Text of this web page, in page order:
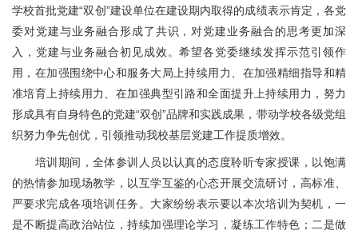
学校首批党建“双创”建设单位在建设期内取得的成绩表示肯定，各党
委对党建与业务融合形成了共识，对党建业务融合的思考更加深
入，党建与业务融合初见成效。希望各党委继续发挥示范引领作
用，在加强围绕中心和服务大局上持续用力、在加强精细指导和精
准培育上持续用力、在加强典型引路和全面提升上持续用力，努力
形成具有自身特色的党建“双创”品牌和实践成果，带动学校各级党组
织努力争先创优，引领推动我校基层党建工作提质增效。
培训期间，全体参训人员以认真的态度聆听专家授课，以饱满
的热情参加现场教学，以互学互鉴的心态开展交流研讨，高标准、
严要求完成各项培训任务。大家纷纷表示要以本次培训为契机，一
是不断提高政治站位，持续加强理论学习，凝练工作特色；二是做